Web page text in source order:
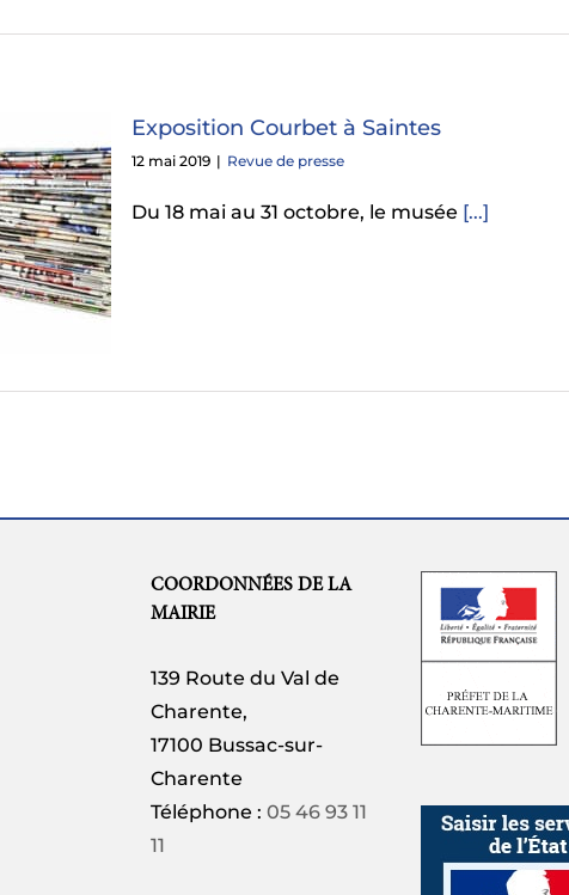
Exposition Courbet à Saintes
12 mai 2019 | Revue de presse
Du 18 mai au 31 octobre, le musée [...]
COORDONNÉES DE LA
MAIRIE
139 Route du Val de
Charente,
17100 Bussac-sur-
Charente
Téléphone : 05 46 93 11
11